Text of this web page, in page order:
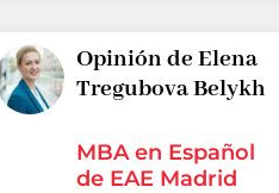
Opinión de Elena
Tregubova Belykh
MBA en Español
de EAE Madrid